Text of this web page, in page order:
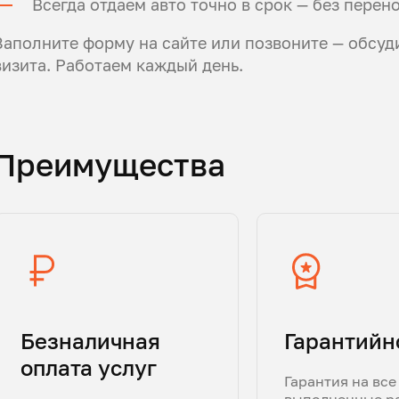
Всегда отдаем авто точно в срок — без
форму на сайте или позвоните —
Работаем каждый день.
Безналичная
оплата услуг
Гарантия на все